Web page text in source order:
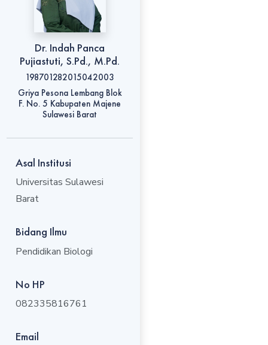
Dr. Indah Panca
Pujiastuti, S.Pd., M.Pd.
198701282015042003
Griya Pesona Lembang Blok
F. No. 5 Kabupaten Majene
Sulawesi Barat
Asal Institusi
Universitas Sulawesi
Barat
Bidang Ilmu
Pendidikan Biologi
No HP
082335816761
Email